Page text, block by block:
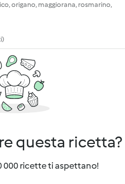
origano, maggiorana, rosmarino,
questa ricetta?
000 ricette ti aspettano!